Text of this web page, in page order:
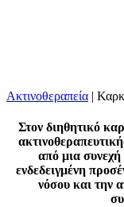
Ακτινοθεραπεία |
Στον διηθητικό
από μια
ενδεδειγμένη
νόσου και την